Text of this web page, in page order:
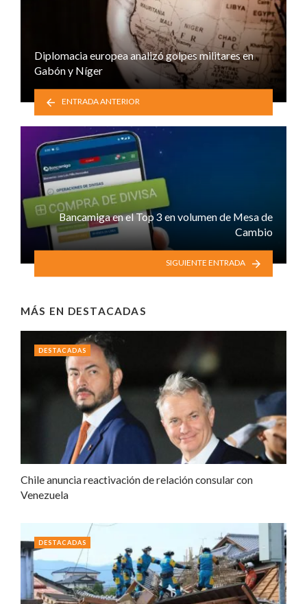
Diplomacia europea analizó golpes militares en
Gabón y Níger
ENTRADA ANTERIOR
Bancamiga en el Top 3 en volumen de Mesa de
Cambio
SIGUIENTE ENTRADA
MÁS EN DESTACADAS
Chile anuncia reactivación de relación consular con
Venezuela
DESTACADAS
DESTACADAS